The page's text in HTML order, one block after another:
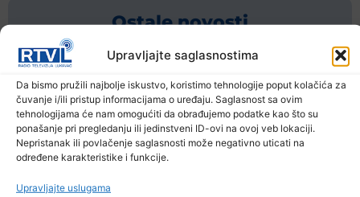
Upravljajte saglasnostima
Da bismo pružili najbolje iskustvo, koristimo tehnologije poput kolačića za
čuvanje i/ili pristup informacijama o uređaju. Saglasnost sa ovim
tehnologijama će nam omogućiti da obrađujemo podatke kao što su
ponašanje pri pregledanju ili jedinstveni ID-ovi na ovoj veb lokaciji.
Nepristanak ili povlačenje saglasnosti može negativno uticati na
određene karakteristike i funkcije.
Upravljajte uslugama
Ostale novosti